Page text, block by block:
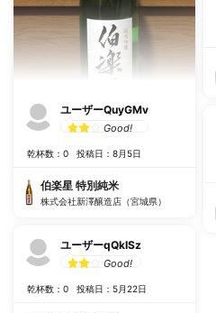
ユーザーQuyGMv
Good!
乾杯数：0 投稿日：8月5日
伯楽星 特別純米
株式会社新澤醸造店（宮城県）
ユーザーqQkISz
Good!
乾杯数：0 投稿日：5月22日